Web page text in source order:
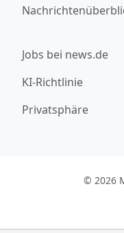
Jobs bei news.de
KI-Richtlinie
Privatsphäre
© 2026